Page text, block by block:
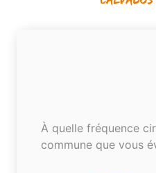
À quelle fréquence
commune que vous